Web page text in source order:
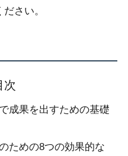
さい。
次
成果を出すための基礎
ための8つの効果的な